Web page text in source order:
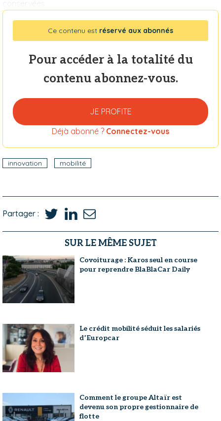
Ce contenu est réservé aux abonnés
Pour accéder à la totalité du
contenu abonnez-vous.
JE PROFITE
Déjà abonné ? Connectez-vous
innovation mobilité
Partager :
SUR LE MÊME SUJET
Covoiturage : Karos seul en course
pour reprendre BlaBlaCar Daily
Le crédit mobilité séduit les salariés
d’Europcar
Comment le groupe Altaïr est
devenu son propre gestionnaire de
flotte